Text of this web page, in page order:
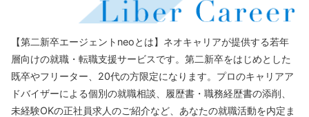
【第二新卒エージェントneoとは】ネオキャリアが提供する若年
層向けの就職・転職支援サービスです。第二新卒をはじめとした
既卒やフリーター、20代の方限定になります。プロのキャリアア
ドバイザーによる個別の就職相談、履歴書・職務経歴書の添削、
未経験OKの正社員求人のご紹介など、あなたの就職活動を内定ま